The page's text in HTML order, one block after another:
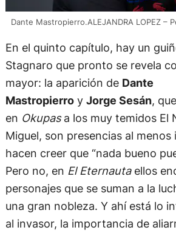
Dante Mastropierro.ALEJANDRA LOPEZ –
En el quinto capítulo, hay un
Stagnaro que pronto se revela
mayor: la aparición de Dante
Mastropierroy Jorge Sesán,
en Okupasa los muy temidos El
Miguel, son presencias al
hacen creer que “nada bueno
Pero no, en El Eternautaellos
personajes que se suman a la
una gran nobleza. Y ahí está lo
al invasor, la importancia de